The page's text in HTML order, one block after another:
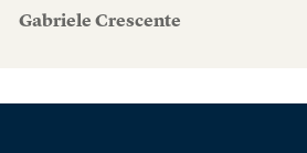
Gabriele Crescente